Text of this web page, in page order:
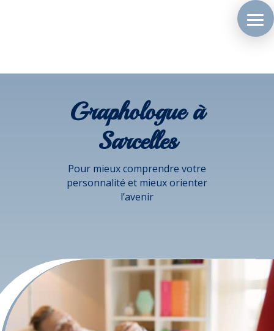
Graphologue à
Sarcelles
Pour mieux comprendre votre
personnalité et mieux orienter
l’avenir